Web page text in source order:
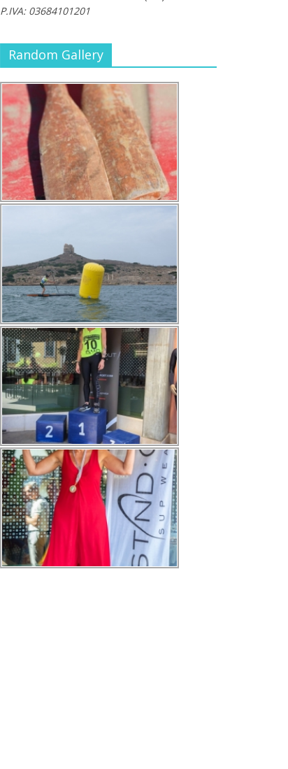
P.IVA: 03684101201
Random Gallery